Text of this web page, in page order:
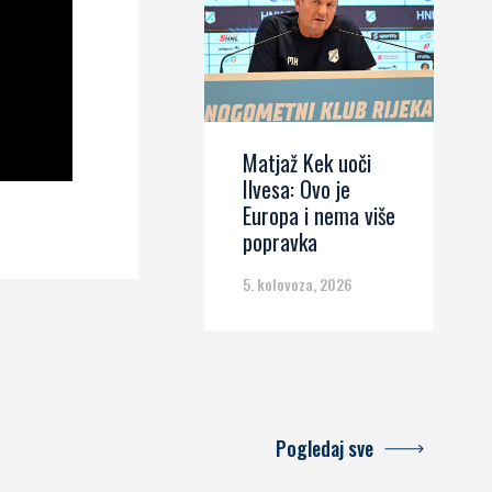
Matjaž Kek uoči
Ilvesa: Ovo je
Europa i nema više
popravka
5. kolovoza, 2026
Pogledaj sve